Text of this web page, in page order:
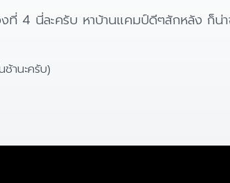
4 นี่ละครับ หาบ้านแคมป์ดีๆสักหลัง ก็น่
านะครับ)